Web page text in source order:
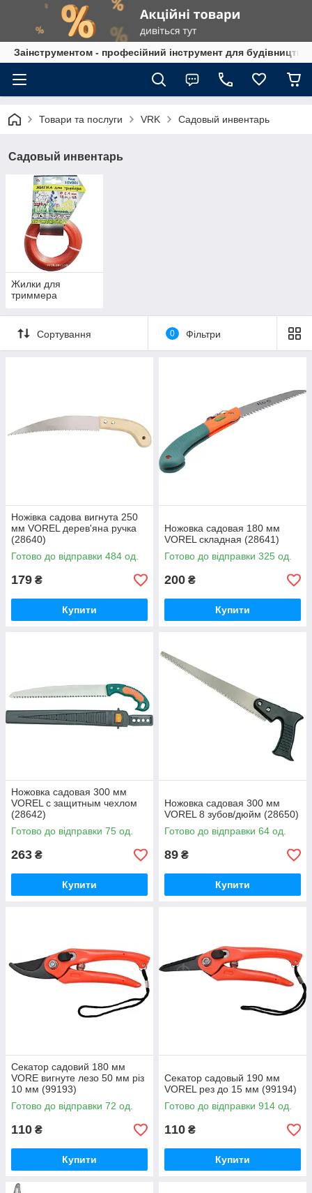
Заінструментом - професійний інструмент для
Товари та послуги VRK Садовый инвентарь
Садовый инвентарь
Жилки для
триммера
Сортування 0 Фільтри
Ножівка садова вигнута 250
мм VOREL дерев'яна ручка
(28640)
Готово до відправки 484 од.
179 ₴
Купити
Ножовка садовая 180 мм
VOREL складная (28641)
Готово до відправки 325 од.
200 ₴
Купити
Ножовка садовая 300 мм
VOREL с защитным чехлом
(28642)
Готово до відправки 75 од.
263 ₴
Купити
Ножовка садовая 300 мм
VOREL 8 зубов/дюйм (28650)
Готово до відправки 64 од.
89 ₴
Купити
Секатор садовий 180 мм
VORE вигнуте лезо 50 мм різ
10 мм (99193)
Готово до відправки 72 од.
110 ₴
Купити
Секатор садовый 190 мм
VOREL рез до 15 мм (99194)
Готово до відправки 914 од.
110 ₴
Купити